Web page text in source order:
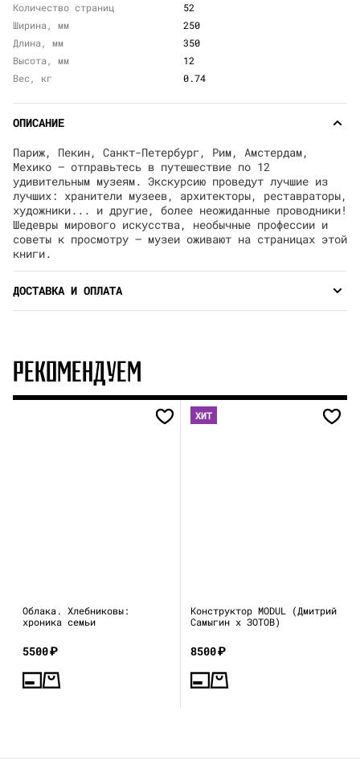
Количество страниц
52
Ширина, мм
250
Длина, мм
350
Высота, мм
12
Вес, кг
0.74
ОПИСАНИЕ
Париж, Пекин, Санкт-Петербург, Рим, Амстердам,
Мехико — отправьтесь в путешествие по 12
удивительным музеям. Экскурсию проведут лучшие из
лучших: хранители музеев, архитекторы, реставраторы,
художники... и другие, более неожиданные проводники!
Шедевры мирового искусства, необычные профессии и
советы к просмотру — музеи оживают на страницах этой
книги.
ДОСТАВКА И ОПЛАТА
РЕКОМЕНДУЕМ
Облака. Хлебниковы:
хроника семьи
5500₽
ХИТ
Конструктор MODUL (Дмитрий
Самыгин x ЗОТОВ)
8500₽